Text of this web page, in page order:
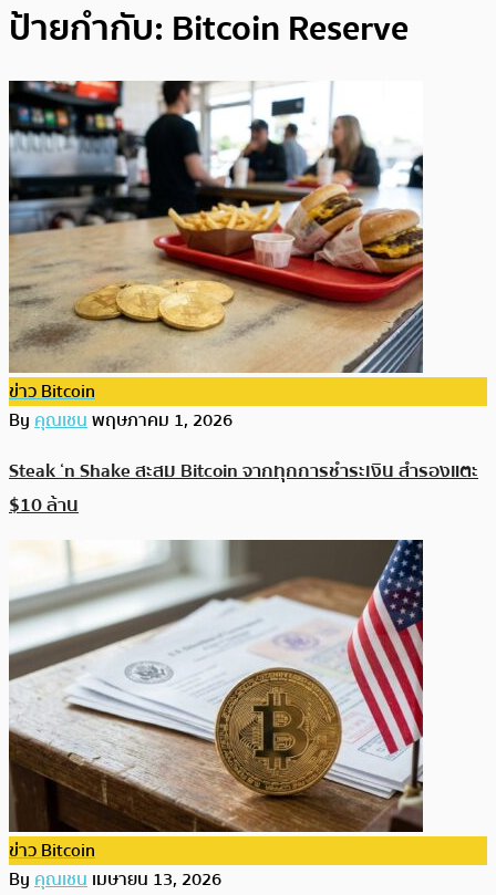
ป้ายกำกับ: Bitcoin Reserve
ข่าว Bitcoin
Byคุณเชนพฤษภาคม 1, 2026
Steak ‘n Shake สะสม Bitcoin จากทุกการชำระเงิน สำรองแตะ
$10 ล้าน
ข่าว Bitcoin
Byคุณเชนเมษายน 13, 2026